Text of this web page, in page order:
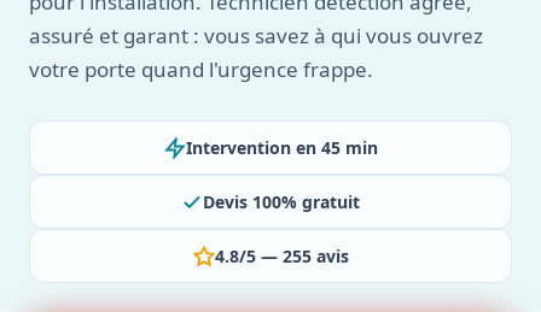
assuré et garant : vous savez à qui vous ouvrez
votre porte quand l'urgence frappe.
Intervention en 45 min
Devis 100% gratuit
4.8/5 — 255 avis